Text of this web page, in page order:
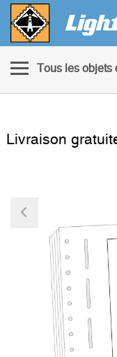
Tous les
Livraison